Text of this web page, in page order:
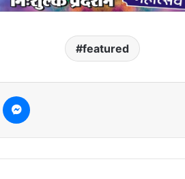
featured